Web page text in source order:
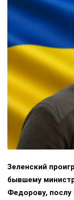
Зеленский
бывшему
Федорову, послу